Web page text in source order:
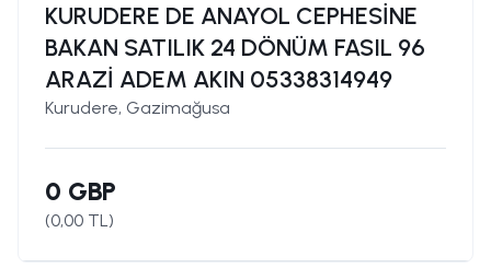
KURUDERE DE ANAYOL CEPHESİNE
BAKAN SATILIK 24 DÖNÜM FASIL 96
ARAZİ ADEM AKIN 05338314949
Kurudere, Gazimağusa
0 GBP
(0,00 TL)